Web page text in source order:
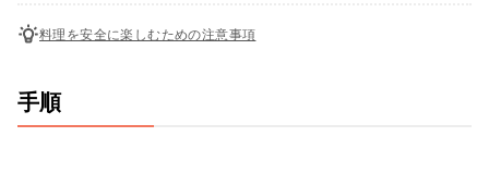
料理を安全に楽しむための注意事項
手順